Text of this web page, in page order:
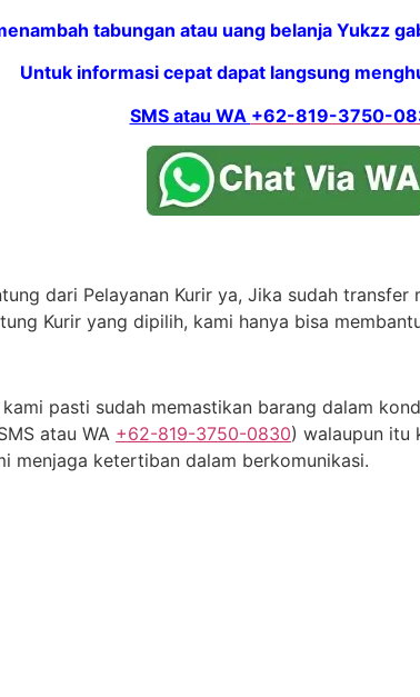
tabungan atau uang belanja Yukzz
Untuk informasi cepat dapat langsung
SMS atau WA +62-819-3750-
dari Pelayanan Kurir ya, Jika sudah
Kurir yang dipilih, kami hanya bisa
pasti sudah memastikan barang dalam
atau WA +62-819-3750-0830) walaupun itu
menjaga ketertiban dalam berkomunikasi.